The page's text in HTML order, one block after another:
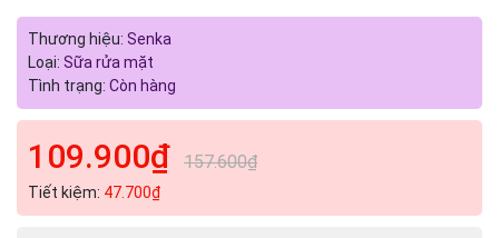
Thương hiệu: Senka
Loại: Sữa rửa mặt
Tình trạng: Còn hàng
109.900₫ 157.600₫
Tiết kiệm: 47.700₫